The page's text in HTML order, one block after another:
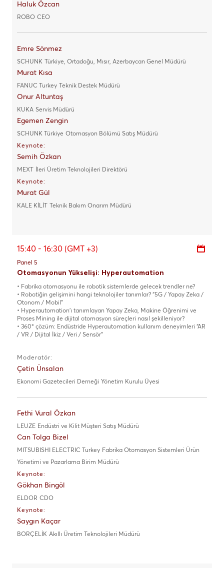
Haluk Özcan
ROBO CEO
Emre Sönmez
SCHUNK Türkiye, Ortadoğu, Mısır, Azerbaycan Genel Müdürü
Murat Kısa
FANUC Turkey Teknik Destek Müdürü
Onur Altuntaş
KUKA Servis Müdürü
Egemen Zengin
SCHUNK Türkiye Otomasyon Bölümü Satış Müdürü
Keynote:
Semih Özkan
MEXT
İleri Üretim Teknolojileri Direktörü
Keynote:
Murat Gül
KALE KİLİT Teknik Bakım Onarım Müdürü
15:40 - 16:30 (GMT +3)
Panel 5
Otomasyonun Yükselişi: Hyperautomation
• Fabrika otomasyonu ile robotik sistemlerde gelecek trendler ne?
• Robotiğin gelişimini hangi teknolojiler tanımlar? “5G / Yapay Zeka /
Otonom / Mobil”
• Hyperautomation’ı tanımlayan Yapay Zeka, Makine Öğrenimi ve
Proses Mining ile dijital otomasyon süreçleri nasıl şekilleniyor?
• 360° çözüm: Endüstride Hyperautomation kullanım deneyimleri “AR
/ VR / Dijital İkiz / Veri / Sensör”
Moderatör:
Çetin Ünsalan
Ekonomi Gazetecileri Derneği Yönetim Kurulu Üyesi
Fethi Vural Özkan
LEUZE Endüstri ve Kilit Müşteri Satış Müdürü
Can Tolga Bizel
MITSUBISHI ELECTRIC Turkey Fabrika Otomasyon Sistemleri Ürün
Yönetimi ve Pazarlama Birim Müdürü
Keynote:
Gökhan Bingöl
ELDOR CDO
Keynote:
Saygın Kaçar
BORÇELİK Akıllı Üretim Teknolojileri Müdürü